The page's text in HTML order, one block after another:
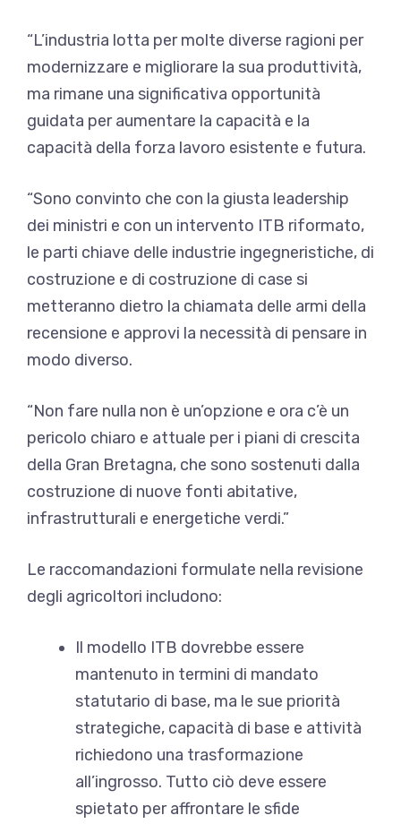
“L’industria lotta per molte diverse ragioni per
modernizzare e migliorare la sua produttività,
ma rimane una significativa opportunità
guidata per aumentare la capacità e la
capacità della forza lavoro esistente e futura.
“Sono convinto che con la giusta leadership
dei ministri e con un intervento ITB riformato,
le parti chiave delle industrie ingegneristiche, di
costruzione e di costruzione di case si
metteranno dietro la chiamata delle armi della
recensione e approvi la necessità di pensare in
modo diverso.
“Non fare nulla non è un’opzione e ora c’è un
pericolo chiaro e attuale per i piani di crescita
della Gran Bretagna, che sono sostenuti dalla
costruzione di nuove fonti abitative,
infrastrutturali e energetiche verdi.”
Le raccomandazioni formulate nella revisione
degli agricoltori includono:
Il modello ITB dovrebbe essere
mantenuto in termini di mandato
statutario di base, ma le sue priorità
strategiche, capacità di base e attività
richiedono una trasformazione
all’ingrosso. Tutto ciò deve essere
spietato per affrontare le sfide